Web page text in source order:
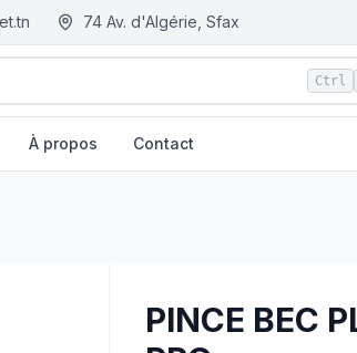
74 Av. d'Algérie, Sfax
Ctrl
À propos Contact
PINCE BEC